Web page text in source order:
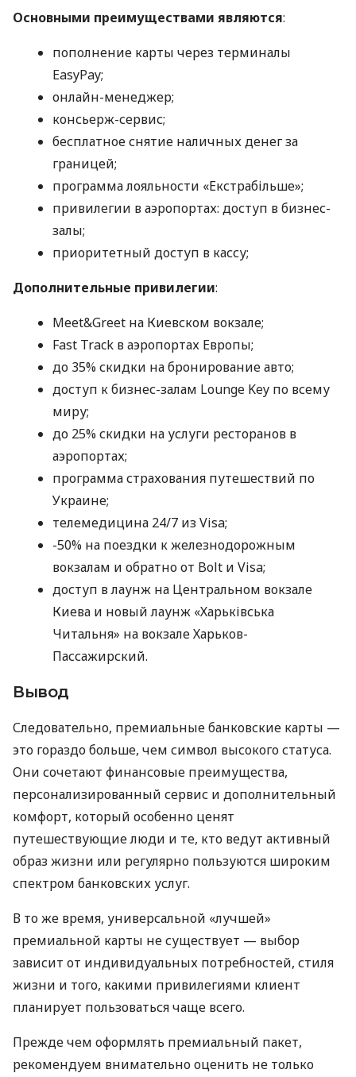
Основными преимуществами являются:
пополнение карты через терминалы
EasyPay;
онлайн-менеджер;
консьерж-сервис;
бесплатное снятие наличных денег за
границей;
программа лояльности «Екстрабільше»;
привилегии в аэропортах: доступ в бизнес-
залы;
приоритетный доступ в кассу;
Дополнительные привилегии:
Meet&Greet на Киевском вокзале;
Fast Track в аэропортах Европы;
до 35% скидки на бронирование авто;
доступ к бизнес-залам Lounge Key по всему
миру;
до 25% скидки на услуги ресторанов в
аэропортах;
программа страхования путешествий по
Украине;
телемедицина 24/7 из Visa;
-50% на поездки к железнодорожным
вокзалам и обратно от Bolt и Visa;
доступ в лаунж на Центральном вокзале
Киева и новый лаунж «Харьківська
Читальня» на вокзале Харьков-
Пассажирский.
Вывод
Следовательно, премиальные банковские карты —
это гораздо больше, чем символ высокого статуса.
Они сочетают финансовые преимущества,
персонализированный сервис и дополнительный
комфорт, который особенно ценят
путешествующие люди и те, кто ведут активный
образ жизни или регулярно пользуются широким
спектром банковских услуг.
В то же время, универсальной «лучшей»
премиальной карты не существует — выбор
зависит от индивидуальных потребностей, стиля
жизни и того, какими привилегиями клиент
планирует пользоваться чаще всего.
Прежде чем оформлять премиальный пакет,
рекомендуем внимательно оценить не только